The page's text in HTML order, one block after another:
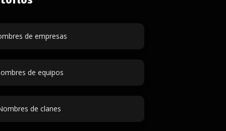
de empresas
de equipos
de clanes